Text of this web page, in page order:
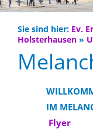
Sie sind hier: Ev.
Holsterhausen »
IM
Flyer